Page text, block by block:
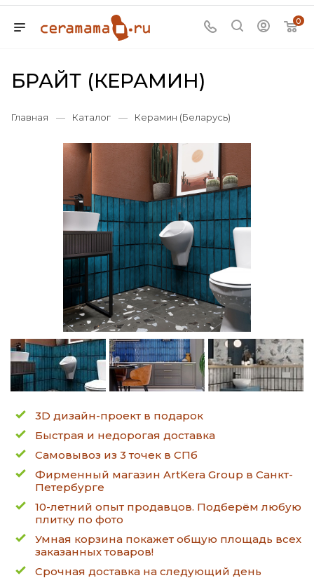
0
БРАЙТ (КЕРАМИН)
Главная — Каталог — Керамин (Беларусь)
3D дизайн-проект в подарок
Быстрая и недорогая доставка
Самовывоз из 3 точек в СПб
Фирменный магазин ArtKera Group в Санкт-
Петербурге
10-летний опыт продавцов. Подберём любую
плитку по фото
Умная корзина покажет общую площадь всех
заказанных товаров!
Срочная доставка на следующий день